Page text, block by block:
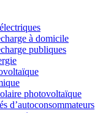
à domicile
publiques
photovoltaïque
d’autoconsommateurs